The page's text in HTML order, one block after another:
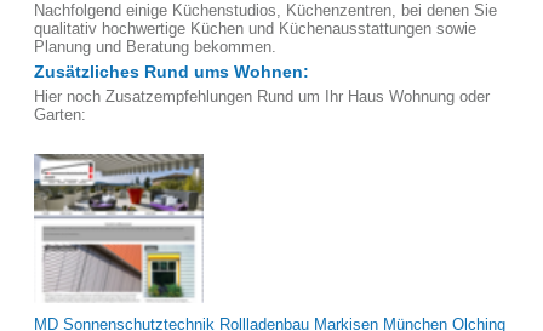
Nachfolgend einige Küchenstudios, Küchenzentren, bei denen Sie
qualitativ hochwertige Küchen und Küchenausstattungen sowie
Planung und Beratung bekommen.
Zusätzliches Rund ums Wohnen:
Hier noch Zusatzempfehlungen Rund um Ihr Haus Wohnung oder
Garten:
MD Sonnenschutztechnik Rollladenbau Markisen München Olching